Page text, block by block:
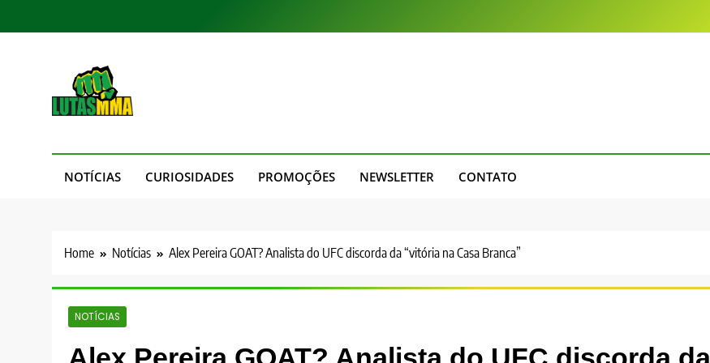
to
NOTÍCIAS CURIOSIDADES PROMOÇÕES NEWSLETTER CONTATO
Home Notícias Alex Pereira GOAT? Analista do UFC discorda da “vitória na Casa Branca”
NOTÍCIAS